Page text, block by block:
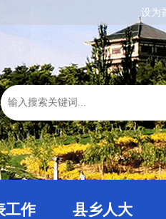
设为
工作 县乡人大